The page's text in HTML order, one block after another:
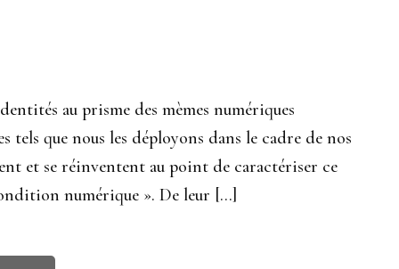
au prisme des mèmes numériques
que nous les déployons dans le cadre de nos
et se réinventent au point de caractériser ce
numérique ». De leur […]